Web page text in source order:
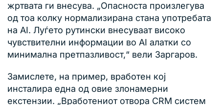
жртвата ги внесува. „Опасноста произлегува
од тоа колку нормализирана стана употребата
на AI. Луѓето рутински внесуваат високо
чувствителни информации во AI алатки со
минимална претпазливост,“ вели Заргаров.
Замислете, на пример, вработен кој
инсталира една од овие злонамерни
екстензии. „Вработениот отвора CRM систем